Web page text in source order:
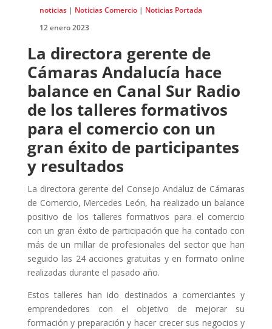
noticias| Noticias Comercio| Noticias Portada
12 enero 2023
La directora gerente de
Cámaras Andalucía hace
balance en Canal Sur Radio
de los talleres formativos
para el comercio con un
gran éxito de participantes
y resultados
La directora gerente del Consejo Andaluz de Cámaras
de Comercio, Mercedes León, ha realizado un balance
positivo de los talleres formativos para el comercio
con un gran éxito de participación que ha contado con
más de un millar de profesionales del sector que han
seguido las 24 acciones gratuitas y en formato online
realizadas durante el pasado año.
Estos talleres han ido destinados a comerciantes y
emprendedores con el objetivo de mejorar su
formación y preparación y hacer crecer sus negocios y